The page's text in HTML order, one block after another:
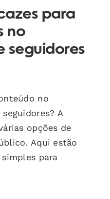
para
no
seguidores
no
A
opções de
Aqui estão
para